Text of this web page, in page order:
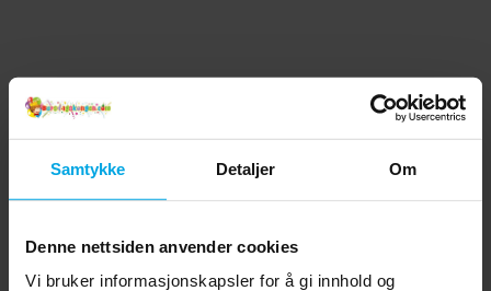
Samtykke Detaljer Om
Denne nettsiden anvender cookies
Vi bruker informasjonskapsler for å gi innhold og